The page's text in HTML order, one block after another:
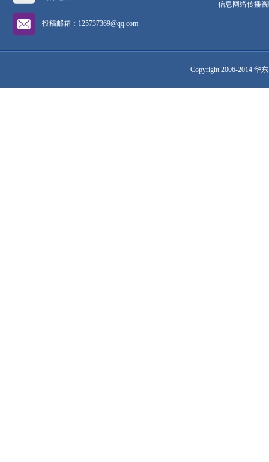
投稿邮箱：125737369@qq.com
信息网络传播
Copyright 2006-2014 华